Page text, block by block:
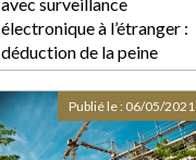
avec surveillance
électronique à l’étranger :
déduction de la peine
prononcée
Publié le : 06/05/2021